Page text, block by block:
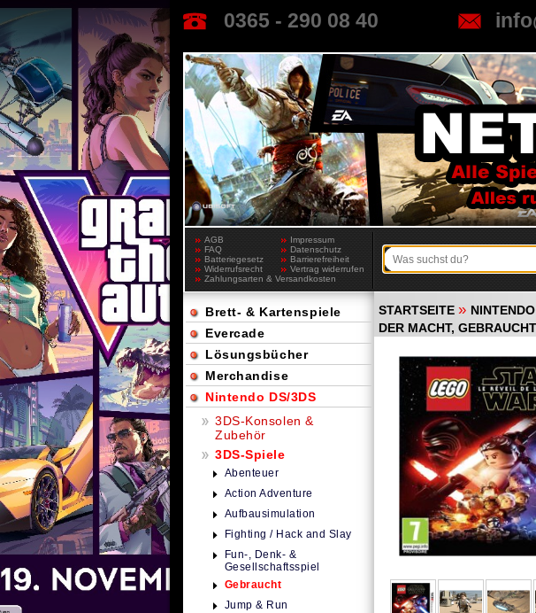
0365 - 290 08 40
AGB
Impressum
FAQ
Datenschutz
Batteriegesetz
Barrierefreiheit
Widerrufsrecht
Vertrag widerrufen
Zahlungsarten & Versandkosten
STARTSEITE »
DER MACHT,
Brett- & Kartenspiele
Evercade
Lösungsbücher
Merchandise
Nintendo DS/3DS
3DS-Konsolen &
Zubehör
3DS-Spiele
Abenteuer
Action Adventure
Aufbausimulation
Fighting / Hack and Slay
Fun-, Denk- &
Gesellschaftsspiel
Gebraucht
Jump & Run